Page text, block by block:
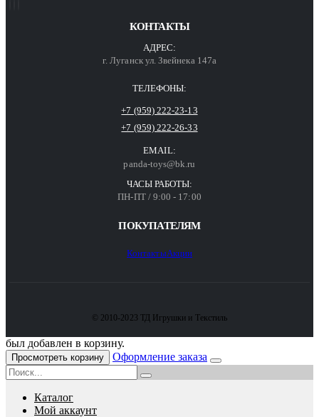
КОНТАКТЫ
АДРЕС:
г. Луганск ул. Звейнека 147а
ТЕЛЕФОНЫ:
+7 (959) 222-23-13
+7 (959) 222-26-33
EMAIL:
panda-toys@bk.ru
ЧАСЫ РАБОТЫ:
ПН-ПТ / 9:00 - 17:00
ПОКУПАТЕЛЯМ
КонтактыАкции
© 2010-2023 ТД Игрушки и Текстиль
был добавлен в корзину.
Просмотреть корзину Оформление заказа
Каталог
Мой аккаунт